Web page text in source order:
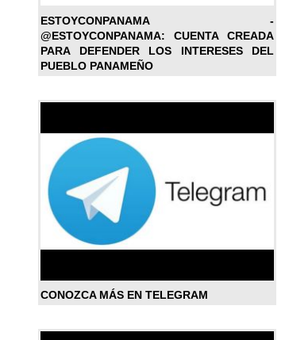
ESTOYCONPANAMA -
@ESTOYCONPANAMA: CUENTA CREADA
PARA DEFENDER LOS INTERESES DEL
PUEBLO PANAMEÑO
CONOZCA MÁS EN TELEGRAM